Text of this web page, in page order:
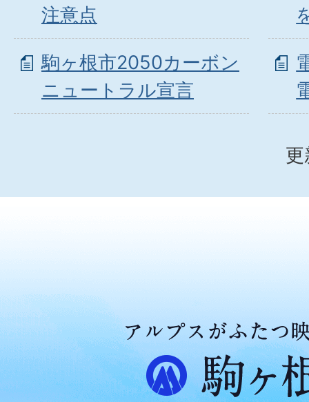
注意点
駒ヶ根市2050カーボン
ニュートラル宣言
ア
ル
プ